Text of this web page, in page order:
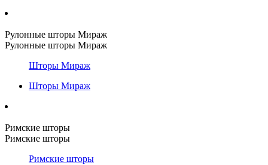
Рулонные шторы Мираж
Рулонные шторы Мираж
Шторы Мираж
Шторы Мираж
Римские шторы
Римские шторы
Римские шторы